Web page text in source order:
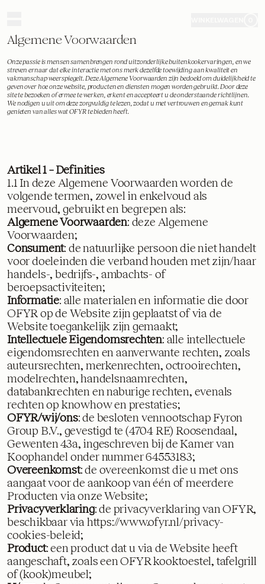
Algemene Voorwaarden
Onze passie is mensen samenbrengen rond uitzonderlijke buitenkookervaringen, en we
streven ernaar dat elke interactie met ons merk dezelfde toewijding aan kwaliteit en
vakmanschap weerspiegelt. Deze Algemene Voorwaarden zijn bedoeld om duidelijkheid te
geven over hoe onze website, producten en diensten mogen worden gebruikt. Door deze
site te bezoeken of ermee te werken, erkent en accepteert u de onderstaande richtlijnen.
We nodigen u uit om deze zorgvuldig te lezen, zodat u met vertrouwen en gemak kunt
genieten van alles wat OFYR te bieden heeft.
Artikel 1 – Definities
1.1 In deze Algemene Voorwaarden worden de
volgende termen, zowel in enkelvoud als
meervoud, gebruikt en begrepen als:
Algemene Voorwaarden: deze Algemene
Voorwaarden;
Consument: de natuurlijke persoon die niet handelt
voor doeleinden die verband houden met zijn/haar
handels-, bedrijfs-, ambachts- of
beroepsactiviteiten;
Informatie: alle materialen en informatie die door
OFYR op de Website zijn geplaatst of via de
Website toegankelijk zijn gemaakt;
Intellectuele Eigendomsrechten: alle intellectuele
eigendomsrechten en aanverwante rechten, zoals
auteursrechten, merkenrechten, octrooirechten,
modelrechten, handelsnaamrechten,
databankrechten en naburige rechten, evenals
rechten op knowhow en prestaties;
OFYR/wij/ons: de besloten vennootschap Fyron
Group B.V., gevestigd te (4704 RE) Roosendaal,
Gewenten 43a, ingeschreven bij de Kamer van
Koophandel onder nummer 64553183;
Overeenkomst: de overeenkomst die u met ons
aangaat voor de aankoop van één of meerdere
Producten via onze Website;
Privacyverklaring: de privacyverklaring van OFYR,
beschikbaar via https://www.ofyr.nl/privacy-
cookies-beleid;
Product: een product dat u via de Website heeft
aangeschaft, zoals een OFYR kooktoestel, tafelgrill
of (kook)meubel;